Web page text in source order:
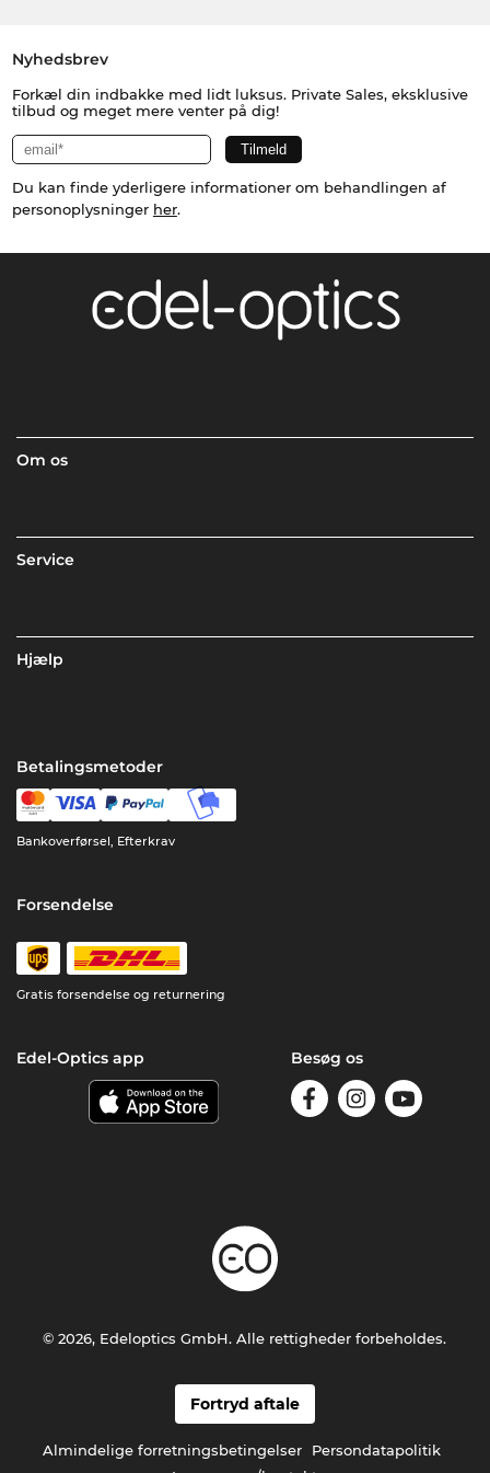
Nyhedsbrev
Forkæl din indbakke med lidt luksus. Private Sales, eksklusive
tilbud og meget mere venter på dig!
Du kan finde yderligere informationer om behandlingen af
personoplysninger her.
Om os
Service
Hjælp
Betalingsmetoder
Bankoverførsel, Efterkrav
Forsendelse
Gratis forsendelse og returnering
Edel-Optics app Besøg os
Fortryd aftale
Almindelige forretningsbetingelser
Persondatapolitik
© 2026, Edeloptics GmbH. Alle rettigheder forbeholdes.